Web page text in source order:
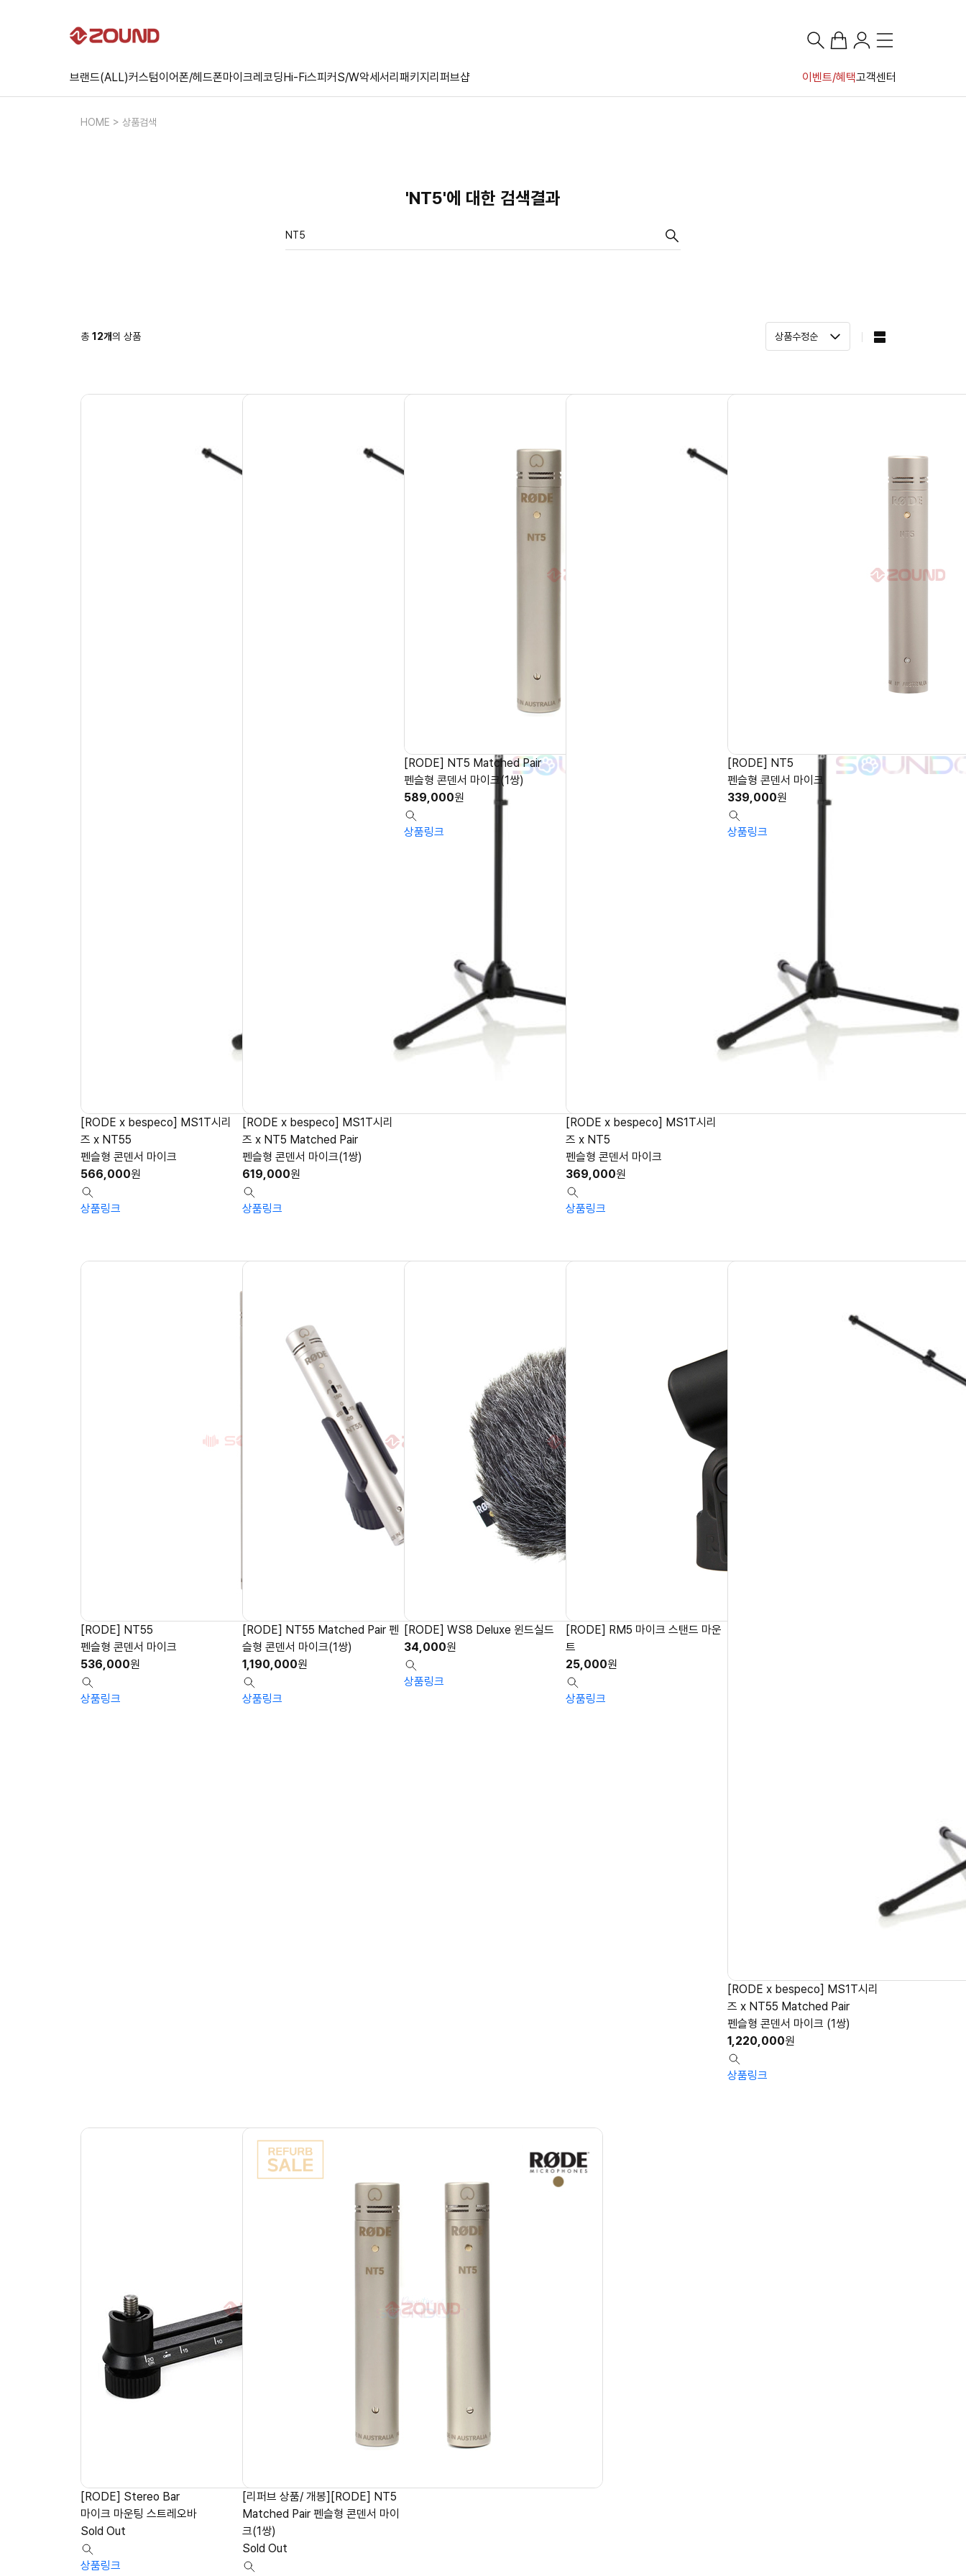
브랜드(ALL)커스텀이어폰/헤드폰마이크레코딩Hi-Fi스피커S/W악세서리 패키지리퍼브샵 이벤트/혜택고객센터
HOME > 상품검색
'NT5'에 대한 검색결과
총 12개의 상품
[RODE x bespeco] MS1T시리
즈 x NT55
펜슬형 콘덴서 마이크
566,000원
상품링크
[RODE x bespeco] MS1T시리
즈 x NT5 Matched Pair
펜슬형 콘덴서 마이크(1쌍)
619,000원
상품링크
[RODE] NT5 Matched Pair
펜슬형 콘덴서 마이크(1쌍)
589,000원
상품링크
[RODE x bespeco] MS1T시리
즈 x NT5
펜슬형 콘덴서 마이크
369,000원
상품링크
[RODE] NT5
펜슬형 콘덴서 마이크
339,000원
상품링크
[RODE] NT55
펜슬형 콘덴서 마이크
536,000원
상품링크
[RODE] NT55 Matched Pair 펜
슬형 콘덴서 마이크(1쌍)
1,190,000원
상품링크
[RODE] WS8 Deluxe 윈드실드
34,000원
상품링크
[RODE] RM5 마이크 스탠드 마운
트
25,000원
상품링크
[RODE x bespeco] MS1T시리
즈 x NT55 Matched Pair
펜슬형 콘덴서 마이크 (1쌍)
1,220,000원
상품링크
[RODE] Stereo Bar
마이크 마운팅 스트레오바
Sold Out
상품링크
[리퍼브 상품/ 개봉][RODE] NT5
Matched Pair 펜슬형 콘덴서 마이
크(1쌍)
Sold Out